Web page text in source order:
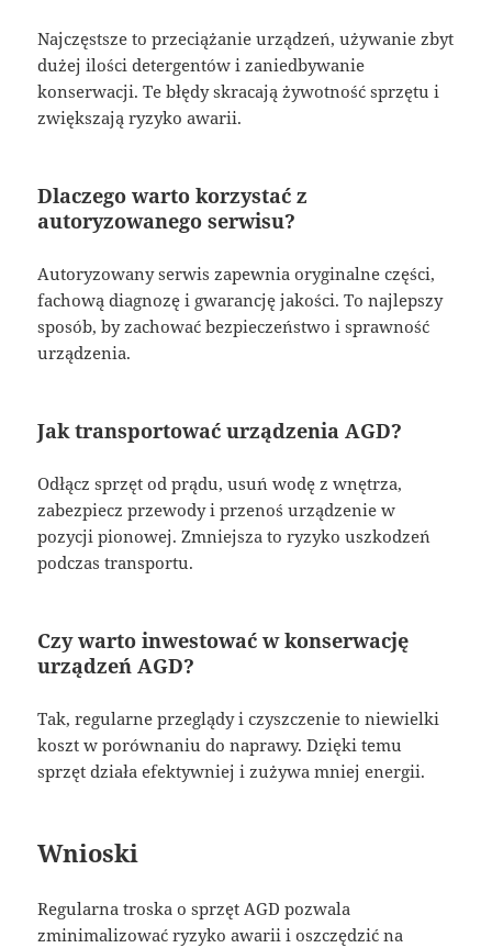
Najczęstsze to przeciążanie urządzeń, używanie zbyt
dużej ilości detergentów i zaniedbywanie
konserwacji. Te błędy skracają żywotność sprzętu i
zwiększają ryzyko awarii.
Dlaczego warto korzystać z
autoryzowanego serwisu?
Autoryzowany serwis zapewnia oryginalne części,
fachową diagnozę i gwarancję jakości. To najlepszy
sposób, by zachować bezpieczeństwo i sprawność
urządzenia.
Jak transportować urządzenia AGD?
Odłącz sprzęt od prądu, usuń wodę z wnętrza,
zabezpiecz przewody i przenoś urządzenie w
pozycji pionowej. Zmniejsza to ryzyko uszkodzeń
podczas transportu.
Czy warto inwestować w konserwację
urządzeń AGD?
Tak, regularne przeglądy i czyszczenie to niewielki
koszt w porównaniu do naprawy. Dzięki temu
sprzęt działa efektywniej i zużywa mniej energii.
Wnioski
Regularna troska o sprzęt AGD pozwala
zminimalizować ryzyko awarii i oszczędzić na